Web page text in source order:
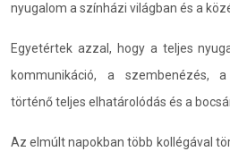
nyugalom a színházi világban és a
Egyetértek azzal, hogy a teljes
kommunikáció, a szembenézés,
történő teljes elhatárolódás és a
Az elmúlt napokban több kollégával